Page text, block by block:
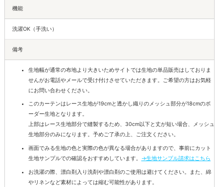
機能
洗濯OK（手洗い）
備考
生地幅が通常の布地より大きいためサイトでは生地の単品販売はしておりま
せんがお電話やメールで受け付けさせていただきます。ご希望の方はお気軽
にお問い合わせください。
このカーテンはレース生地が19cmと透かし織りのメッシュ部分が18cmのボ
ーダー生地となります。
上部はレース生地部分で縫製するため、30cm以下と丈が短い場合、メッシュ
生地部分のみになります。予めご了承の上、ご注文ください。
画面でみる生地の色と実際の色が異なる場合がありますので、事前にカット
生地サンプルでの確認をおすすめしています。 →生地サンプル請求はこちら
お洗濯の際、漂白剤入り洗剤や漂白剤のご使用は避けてください。また、綿
やリネンなど素材によっては縮む可能性があります。